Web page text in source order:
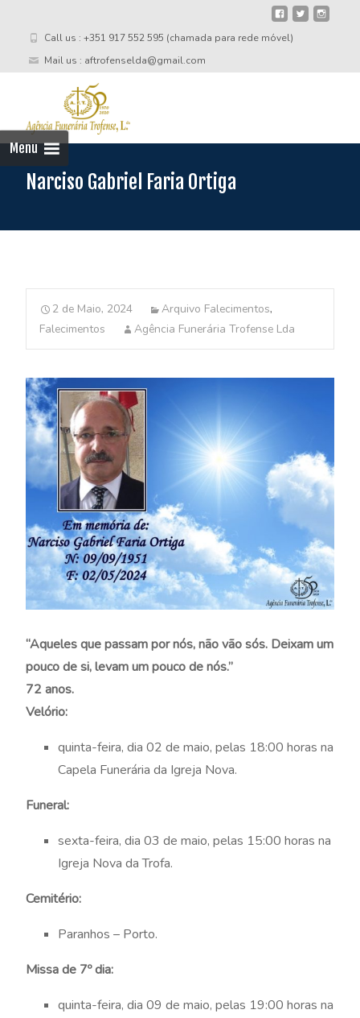
Call us : +351 917 552 595 (chamada para rede móvel)
Mail us : aftrofenselda@gmail.com
Menu
Narciso Gabriel Faria Ortiga
2 de Maio, 2024 Arquivo Falecimentos,
Falecimentos
Agência Funerária Trofense Lda
“Aqueles que passam por nós, não vão sós. Deixam um
pouco de si, levam um pouco de nós.”
72 anos.
Velório:
quinta-feira, dia 02 de maio, pelas 18:00 horas na
Capela Funerária da Igreja Nova.
Funeral:
sexta-feira, dia 03 de maio, pelas 15:00 horas na
Igreja Nova da Trofa.
Cemitério:
Paranhos – Porto.
Missa de 7º dia:
quinta-feira, dia 09 de maio, pelas 19:00 horas na